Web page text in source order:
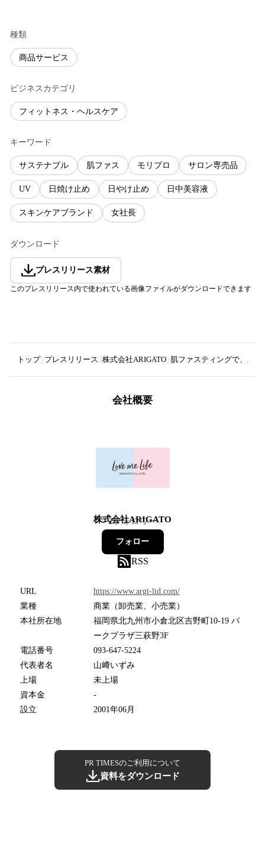
種類
商品サービス
ビジネスカテゴリ
フィットネス・ヘルスケア
キーワード
サステナブル 肌ファス モリプロ サロン専売品
UV 日焼け止め 日やけ止め 日中美容液
スキンケアブランド 女社長
ダウンロード
プレスリリース素材
このプレスリリース内で使われている画像ファイルがダウンロードできます
トップ プレスリリース 株式会社ARIGATO 肌ファスティングで、肌
会社概要
株式会社ARIGATO
2フォロワー
フォロー
RSS
URL
https://www.argt-ltd.com/
業種
商業（卸売業、小売業）
本社所在地
福岡県北九州市小倉北区吉野町10-19 パ
ークプラザ三萩野3F
電話番号
093-647-5224
代表者名
山﨑いずみ
上場
未上場
資本金
-
設立
2001年06月
PR TIMESのご利用について
資料をダウンロード